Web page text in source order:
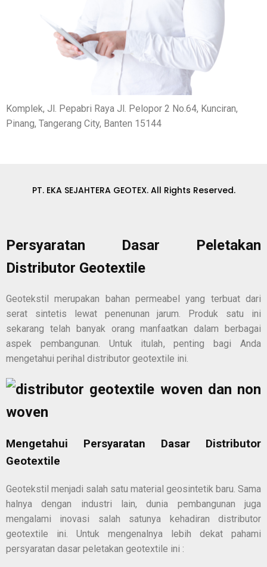
Komplek, Jl. Pepabri Raya Jl. Pelopor 2 No.64, Kunciran,
Pinang, Tangerang City, Banten 15144
PT. EKA SEJAHTERA GEOTEX. All Rights Reserved.
Persyaratan Dasar Peletakan
Distributor Geotextile
Geotekstil merupakan bahan permeabel yang terbuat dari
serat sintetis lewat penenunan jarum. Produk satu ini
sekarang telah banyak orang manfaatkan dalam berbagai
aspek pembangunan. Untuk itulah, penting bagi Anda
mengetahui perihal distributor geotextile ini.
Mengetahui Persyaratan Dasar Distributor
Geotextile
Geotekstil menjadi salah satu material geosintetik baru. Sama
halnya dengan industri lain, dunia pembangunan juga
mengalami inovasi salah satunya kehadiran distributor
geotextile ini. Untuk mengenalnya lebih dekat pahami
persyaratan dasar peletakan geotextile ini :